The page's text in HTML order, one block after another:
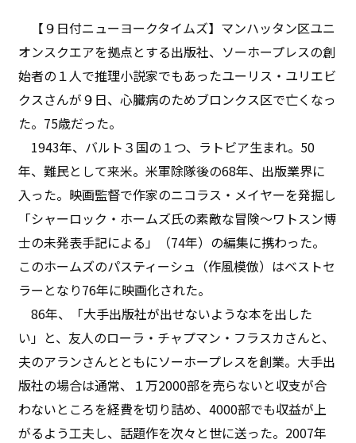
【９日付ニューヨークタイムズ】マンハッタン区ユニ
オンスクエアを拠点とする出版社、ソーホープレスの創
始者の１人で推理小説家でもあったユーリス・ユリエビ
クスさんが９日、心臓病のためブロンクス区で亡くなっ
た。75歳だった。
1943年、バルト３国の１つ、ラトビア生まれ。50
年、難民として来米。米軍除隊後の68年、出版業界に
入った。映画監督で作家のニコラス・メイヤーを発掘し
「シャーロック・ホームズ氏の素敵な冒険〜ワトスン博
士の未発表手記による」（74年）の編集に携わった。
このホームズのパスティーシュ（作風模倣）はベストセ
ラーとなり76年に映画化された。
86年、「大手出版社が出せないような本を出した
い」と、友人のローラ・チャプマン・フラスカさんと、
夫のアランさんとともにソーホープレスを創業。大手出
版社の場合は通常、１万2000部を売らないと収支が合
わないところを経費を切り詰め、4000部でも収益が上
がるよう工夫し、話題作を次々と世に送った。2007年